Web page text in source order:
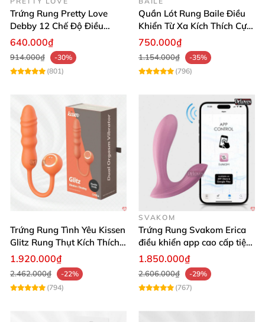
Mua hàng ngay để cảm nhận sự khác biệt! 🎁
Trứng Rung Pretty Love
Debby 12 Chế Độ Điều
Khiển Từ Xa Siêu Mượt
640.000₫
914.000₫
-30%
(801)
Quần Lót Rung Baile Điều
Khiển Từ Xa Kích Thích Cực
Mạnh
750.000₫
1.154.000₫
-35%
(796)
Trứng Rung Tình Yêu Kissen
Glitz Rung Thụt Kích Thích
Mua Ngay
1.920.000₫
2.462.000₫
-22%
(794)
SVAKOM
Trứng Rung Svakom Erica
điều khiển app cao cấp tiện
lợi
1.850.000₫
2.606.000₫
-29%
(767)